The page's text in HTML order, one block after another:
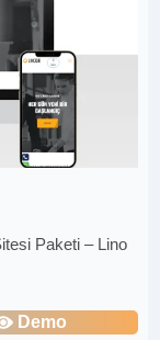
Paketi – Lino
Demo